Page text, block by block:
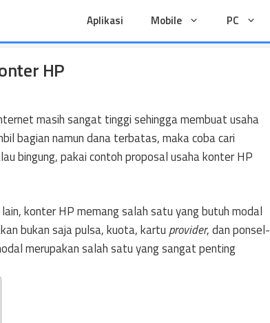
Aplikasi Mobile PC
HP
masih sangat tinggi sehingga membuat usaha
bagian namun dana terbatas, maka coba cari
bingung, pakai contoh proposal usaha konter HP
konter HP memang salah satu yang butuh modal
bukan saja pulsa, kuota, kartu provider, dan ponsel-
merupakan salah satu yang sangat penting